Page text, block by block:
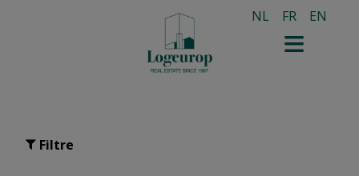
NL FR EN
Filtre